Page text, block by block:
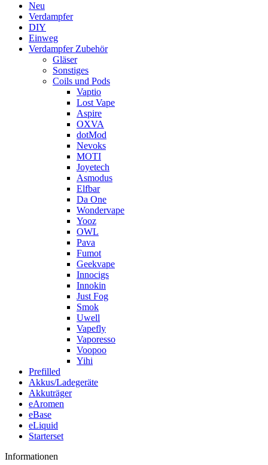
Neu
Verdampfer
DIY
Einweg
Verdampfer Zubehör
Gläser
Sonstiges
Coils und Pods
Vaptio
Lost Vape
Aspire
OXVA
dotMod
Nevoks
MOTI
Joyetech
Asmodus
Elfbar
Da One
Wondervape
Yooz
OWL
Pava
Fumot
Geekvape
Innocigs
Innokin
Just Fog
Smok
Uwell
Vapefly
Vaporesso
Voopoo
Yihi
Prefilled
Akkus/Ladegeräte
Akkuträger
eAromen
eBase
eLiquid
Starterset
Informationen